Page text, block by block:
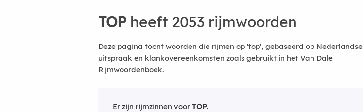
TOP heeft 2053 rijmwoorden
Deze pagina toont woorden die rijmen op 'top', gebaseerd op Nederlandse
uitspraak en klankovereenkomsten zoals gebruikt in het Van Dale
Rijmwoordenboek.
Er zijn rijmzinnen voor TOP.